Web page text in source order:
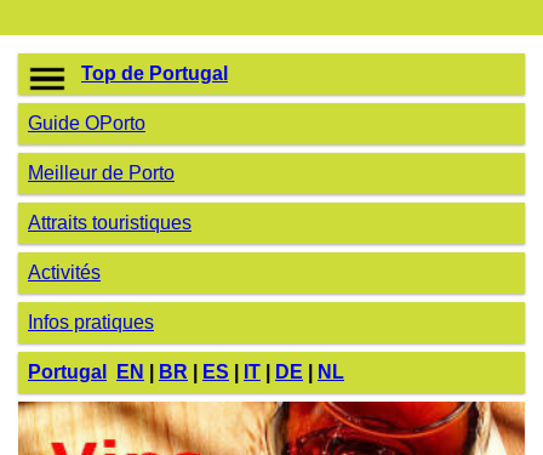
Top de Portugal
Guide OPorto
Meilleur de Porto
Attraits touristiques
Activités
Infos pratiques
Portugal EN BR ES IT DE NL